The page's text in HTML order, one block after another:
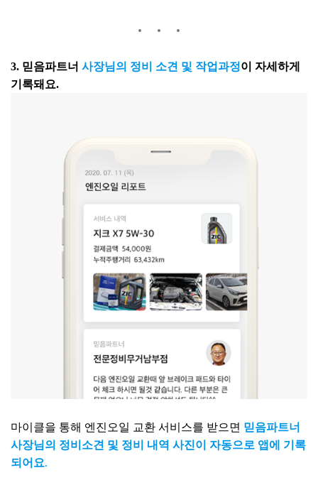
3. 믿음파트너 사장님의 정비 소견 및 작업과정이 자세하게
기록돼요.
마이클을 통해 엔진오일 교환 서비스를 받으면 믿음파트너
사장님의 정비소견 및 정비 내역 사진이 자동으로 앱에 기록
되어요.